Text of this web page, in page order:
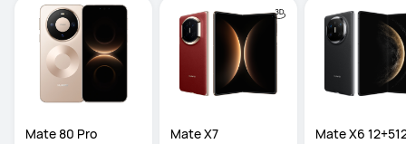
Mate 80 Pro
Mate X7
Mate X6